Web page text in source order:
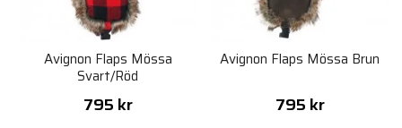
Avignon Flaps Mössa
Svart/Röd
795 kr
Avignon Flaps Mössa Brun
795 kr